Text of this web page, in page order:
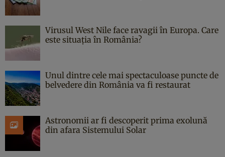
Virusul West Nile face ravagii în Europa. Care
este situația în România?
Unul dintre cele mai spectaculoase puncte de
belvedere din România va fi restaurat
Astronomii ar fi descoperit prima exolună
din afara Sistemului Solar